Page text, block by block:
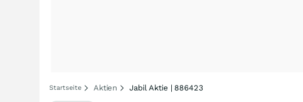
Startseite Aktien Jabil Aktie | 886423